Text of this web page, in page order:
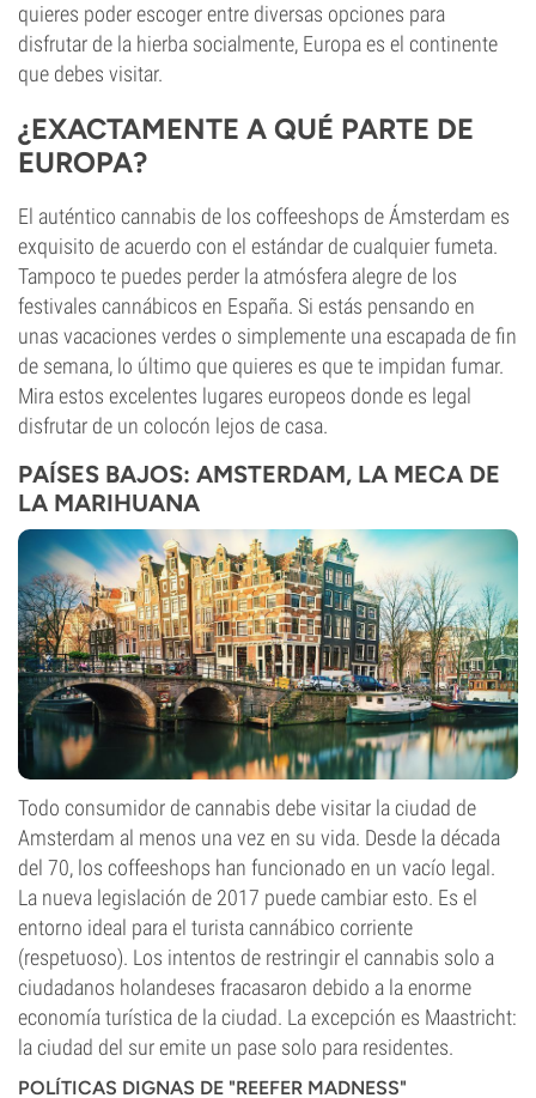
quieres poder escoger entre diversas opciones para
disfrutar de la hierba socialmente, Europa es el continente
que debes visitar.
¿EXACTAMENTE A QUÉ PARTE DE
EUROPA?
El auténtico cannabis de los coffeeshops de Ámsterdam es
exquisito de acuerdo con el estándar de cualquier fumeta.
Tampoco te puedes perder la atmósfera alegre de los
festivales cannábicos en España. Si estás pensando en
unas vacaciones verdes o simplemente una escapada de fin
de semana, lo último que quieres es que te impidan fumar.
Mira estos excelentes lugares europeos donde es legal
disfrutar de un colocón lejos de casa.
PAÍSES BAJOS: AMSTERDAM, LA MECA DE
LA MARIHUANA
Todo consumidor de cannabis debe visitar la ciudad de
Amsterdam al menos una vez en su vida. Desde la década
del 70, los coffeeshops han funcionado en un vacío legal.
La nueva legislación de 2017 puede cambiar esto. Es el
entorno ideal para el turista cannábico corriente
(respetuoso). Los intentos de restringir el cannabis solo a
ciudadanos holandeses fracasaron debido a la enorme
economía turística de la ciudad. La excepción es Maastricht:
la ciudad del sur emite un pase solo para residentes.
POLÍTICAS DIGNAS DE "REEFER MADNESS"